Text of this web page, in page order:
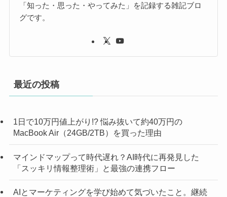
「知った・思った・やってみた」を記録する雑記ブロ
グです。
最近の投稿
1日で10万円値上がり!? 悩み抜いて約40万円の
MacBook Air（24GB/2TB）を買った理由
マインドマップって時代遅れ？AI時代に再発見した
「スッキリ情報整理術」と最強の連携フロー
AIとマーケティングを学び始めて気づいたこと。継続